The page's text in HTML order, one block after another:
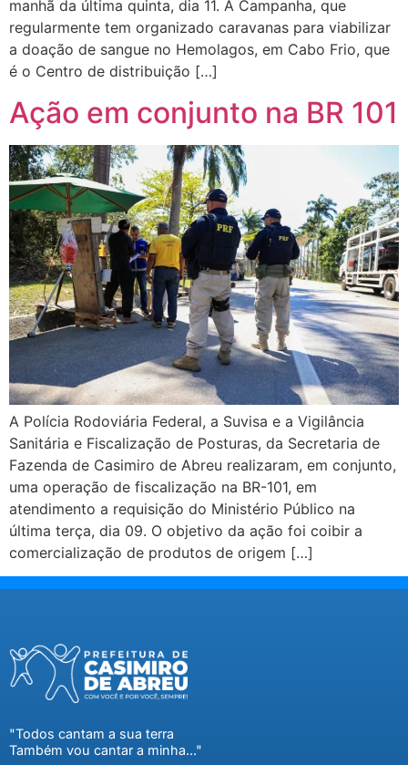
manhã da última quinta, dia 11. A Campanha, que
regularmente tem organizado caravanas para viabilizar
a doação de sangue no Hemolagos, em Cabo Frio, que
é o Centro de distribuição […]
Ação em conjunto na BR 101
A Polícia Rodoviária Federal, a Suvisa e a Vigilância
Sanitária e Fiscalização de Posturas, da Secretaria de
Fazenda de Casimiro de Abreu realizaram, em conjunto,
uma operação de fiscalização na BR-101, em
atendimento a requisição do Ministério Público na
última terça, dia 09. O objetivo da ação foi coibir a
comercialização de produtos de origem […]
"Todos cantam a sua terra
Também vou cantar a minha..."